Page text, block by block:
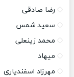
رضا صادقی
سعید شمس
محمد زینعلی
میهاد
مهرزاد اسفندیاری